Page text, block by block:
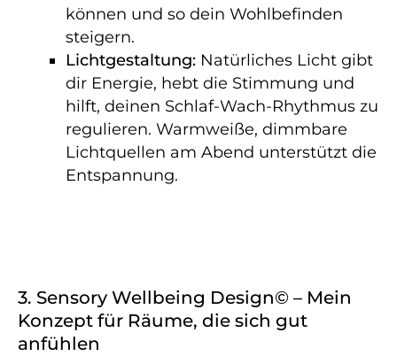
können und so dein Wohlbefinden
steigern.
Lichtgestaltung: Natürliches Licht gibt
dir Energie, hebt die Stimmung und
hilft, deinen Schlaf-Wach-Rhythmus zu
regulieren. Warmweiße, dimmbare
Lichtquellen am Abend unterstützt die
Entspannung.
3. Sensory Wellbeing Design© – Mein
Konzept für Räume, die sich gut
anfühlen